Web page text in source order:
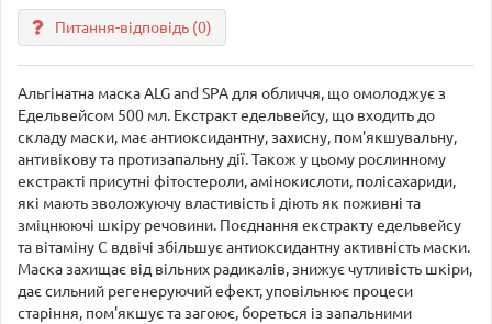
Питання-відповідь (0)
Альгінатна маска ALG and SPA для обличчя, що омолоджує з
Едельвейсом 500 мл. Екстракт едельвейсу, що входить до
складу маски, має антиоксидантну, захисну, пом'якшувальну,
антивікову та протизапальну дії. Також у цьому рослинному
екстракті присутні фітостероли, амінокислоти, полісахариди,
які мають зволожуючу властивість і діють як поживні та
зміцнюючі шкіру речовини. Поєднання екстракту едельвейсу
та вітаміну С вдвічі збільшує антиоксидантну активність маски.
Маска захищає від вільних радикалів, знижує чутливість шкіри,
дає сильний регенеруючий ефект, уповільнює процеси
старіння, пом'якшує та загоює, бореться із запальними